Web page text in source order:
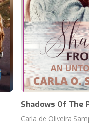
Shadows Of The
Carla de Oliveira